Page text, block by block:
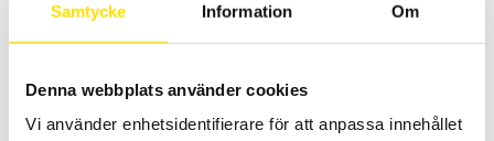
Samtycke Information Om
Denna webbplats använder cookies
Vi använder enhetsidentifierare för att anpassa innehållet
KERN EOE Plattformsvåg
KERN EOE är en praktisk och smidig plattformsvåg med med
maxkapacitet upp till 300 kg